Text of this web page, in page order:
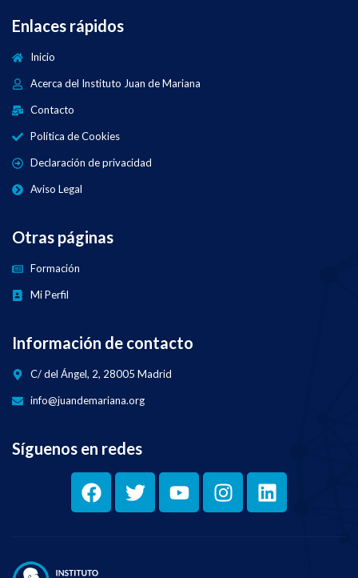
Enlaces rápidos
Inicio
Acerca del Instituto Juan de Mariana
Contacto
Política de Cookies
Declaración de privacidad
Aviso Legal
Otras páginas
Formación
Mi Perfil
Información de contacto
C/ del Ángel, 2, 28005 Madrid
info@juandemariana.org
Síguenos en redes